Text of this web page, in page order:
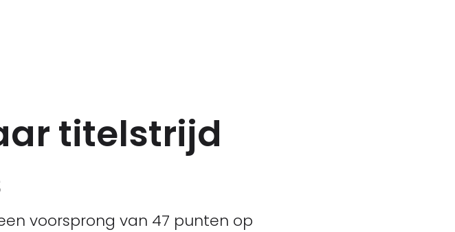
titelstrijd
voorsprong van 47 punten op